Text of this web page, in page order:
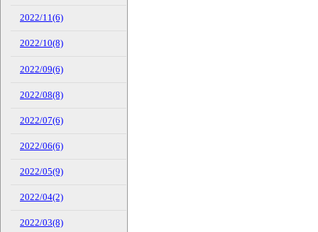
2022/11(6)
2022/10(8)
2022/09(6)
2022/08(8)
2022/07(6)
2022/06(6)
2022/05(9)
2022/04(2)
2022/03(8)